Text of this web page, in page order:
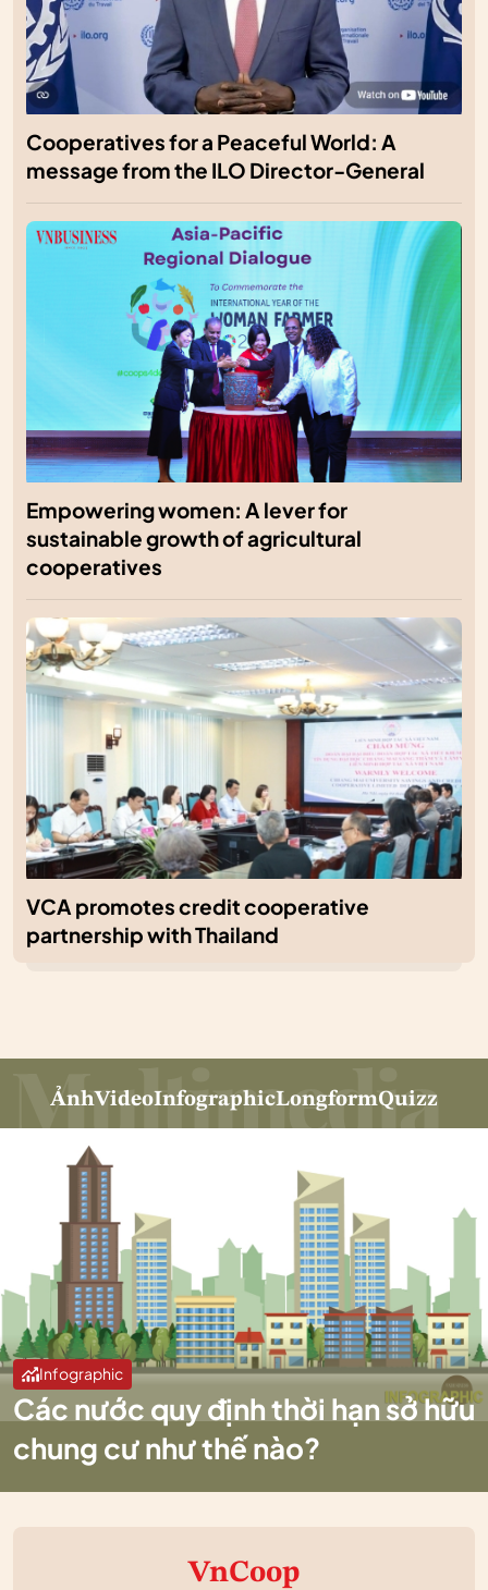
Cooperatives for a Peaceful World: A
message from the ILO Director-General
Empowering women: A lever for
sustainable growth of agricultural
cooperatives
VCA promotes credit cooperative
partnership with Thailand
ẢnhVideoInfographicLongformQuizz
Infographic
Các nước quy định thời hạn sở hữu
chung cư như thế nào?
VnCoop